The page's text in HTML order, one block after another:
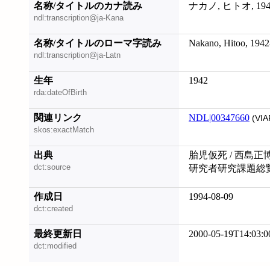
名称/タイトルのカナ読み
ndl:transcription@ja-Kana
ナカノ, ヒトオ,
名称/タイトルのローマ字読み
ndl:transcription@ja-Latn
Nakano, Hitoo,
生年
rda:dateOfBirth
1942
関連リンク
skos:exactMatch
NDL|00347660
出典
dct:source
胎児仮死 / 西島正
研究者研究課題総
作成日
dct:created
1994-08-09
最終更新日
dct:modified
2000-05-